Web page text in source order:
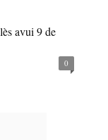
avui 9 de
0